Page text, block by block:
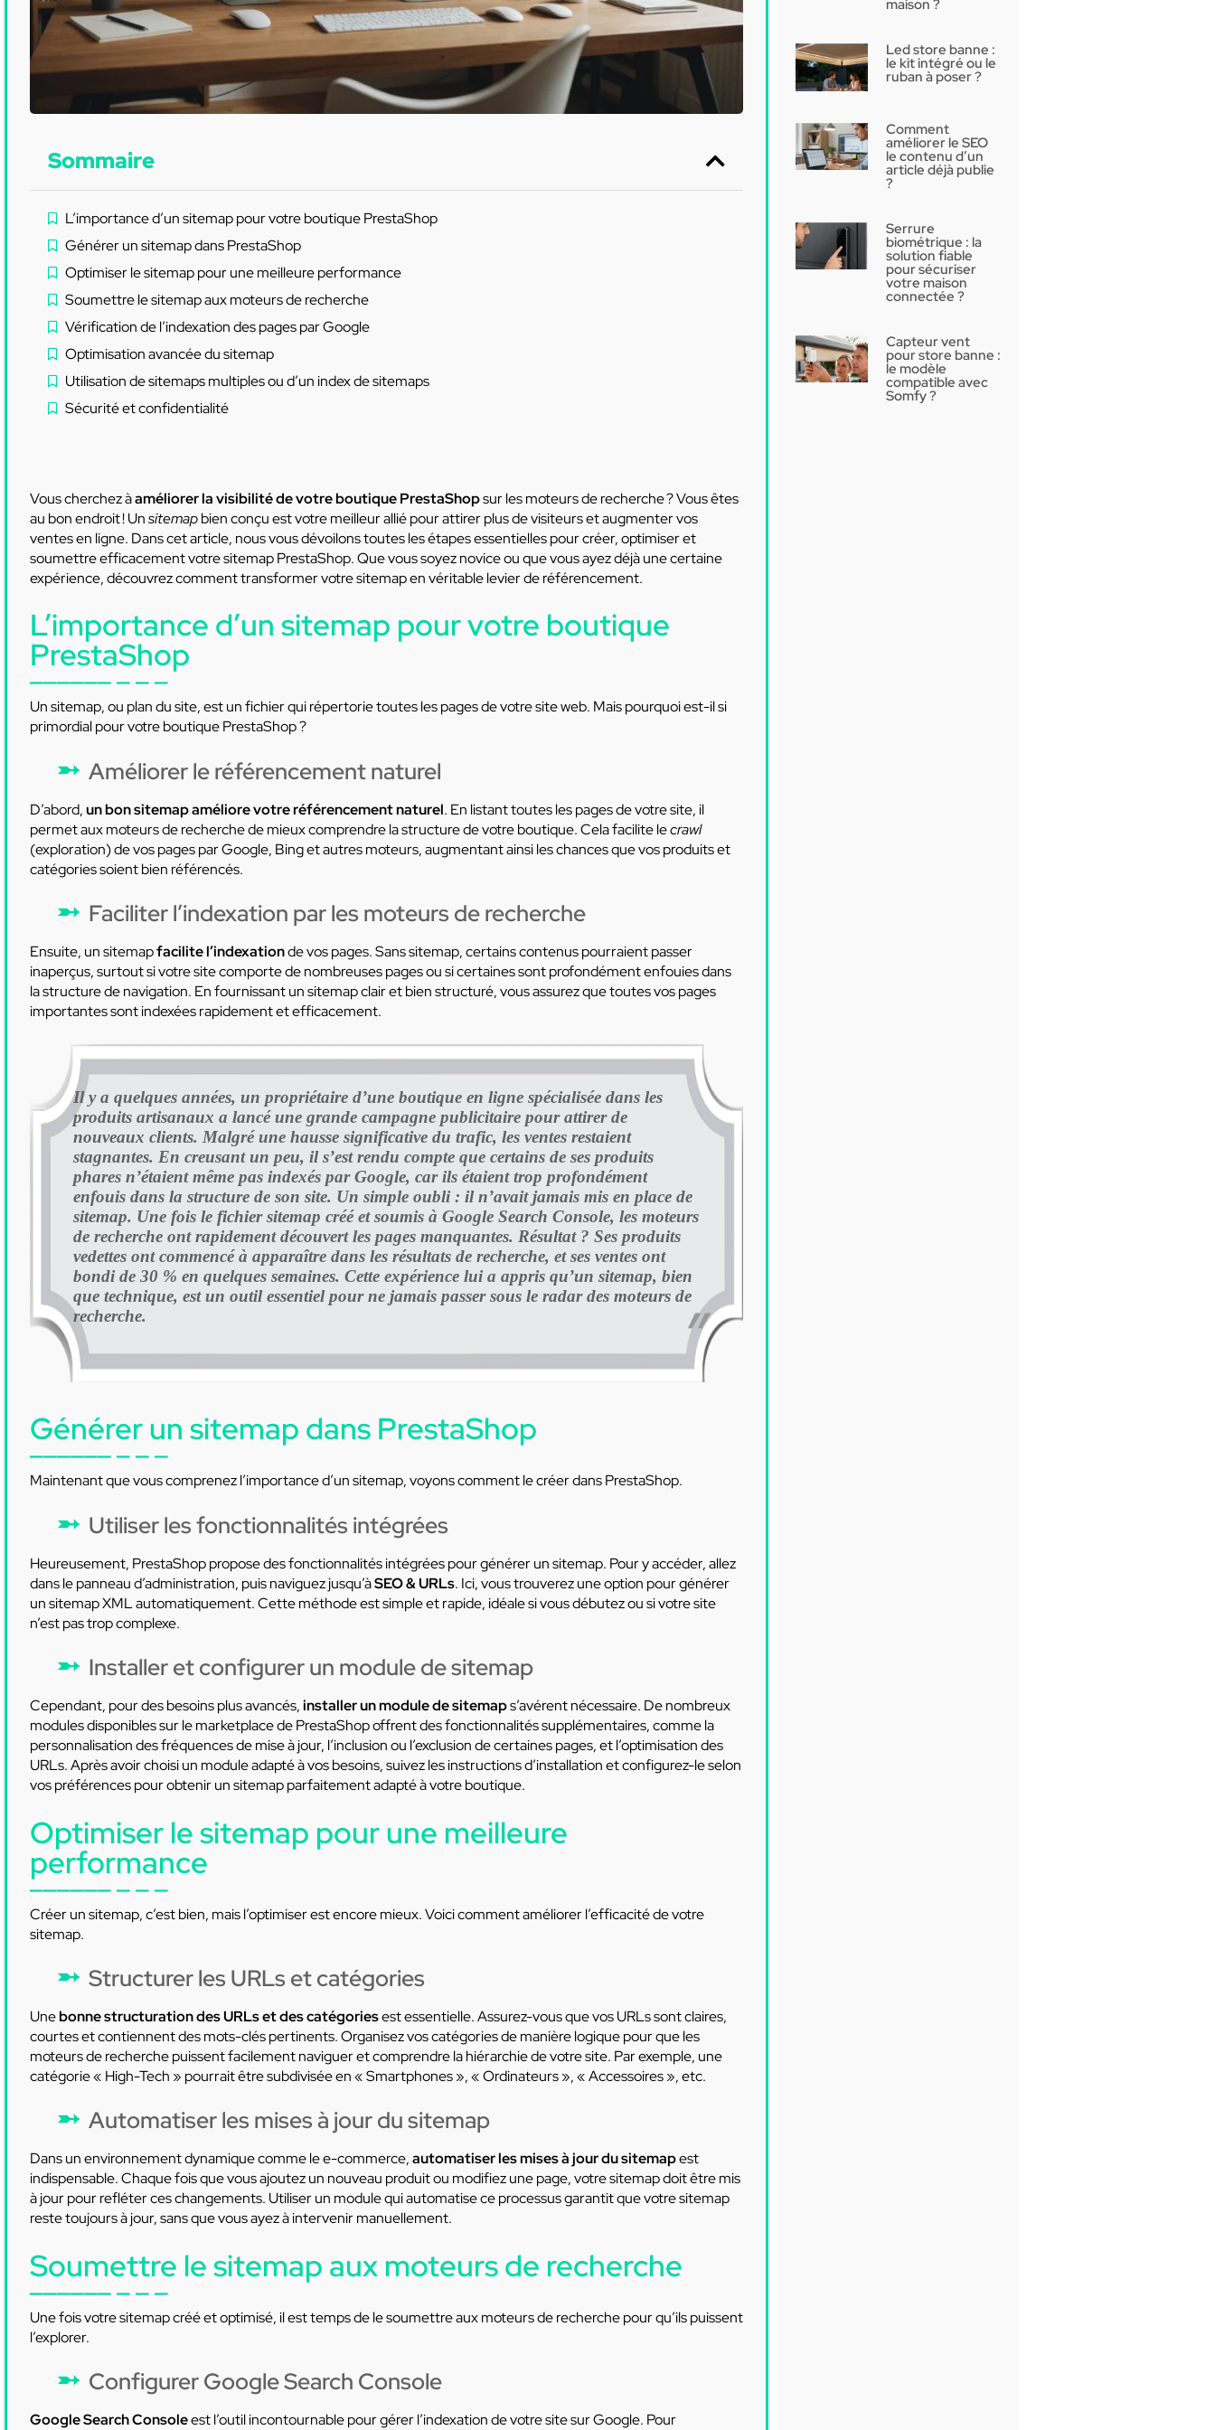
Sommaire
L’importance d’un sitemap pour votre boutique PrestaShop
Générer un sitemap dans PrestaShop
Optimiser le sitemap pour une meilleure performance
Soumettre le sitemap aux moteurs de recherche
Vérification de l’indexation des pages par Google
Optimisation avancée du sitemap
Utilisation de sitemaps multiples ou d’un index de sitemaps
Sécurité et confidentialité
Vous cherchez àaméliorer la visibilité de votre boutique PrestaShopsur les moteurs de recherche ? Vous êtes
au bon endroit ! Unsitemapbien conçu est votre meilleur allié pour attirer plus de visiteurs et augmenter vos
ventes en ligne. Dans cet article, nous vous dévoilons toutes les étapes essentielles pour créer, optimiser et
soumettre efficacement votre sitemap PrestaShop. Que vous soyez novice ou que vous ayez déjà une certaine
expérience, découvrez comment transformer votre sitemap en véritable levier de référencement.
L’importance d’un sitemap pour votre boutique
PrestaShop
Un sitemap, ou plan du site, est un fichier qui répertorie toutes les pages de votre site web. Mais pourquoi est-il si
primordial pour votre boutique PrestaShop ?
Améliorer le référencement naturel
D’abord,un bon sitemap améliore votre référencement naturel. En listant toutes les pages de votre site, il
permet aux moteurs de recherche de mieux comprendre la structure de votre boutique. Cela facilite lecrawl
(exploration) de vos pages par Google, Bing et autres moteurs, augmentant ainsi les chances que vos produits et
catégories soient bien référencés.
Faciliter l’indexation par les moteurs de recherche
Ensuite, un sitemapfacilite l’indexationde vos pages. Sans sitemap, certains contenus pourraient passer
inaperçus, surtout si votre site comporte de nombreuses pages ou si certaines sont profondément enfouies dans
la structure de navigation. En fournissant un sitemap clair et bien structuré, vous assurez que toutes vos pages
importantes sont indexées rapidement et efficacement.
Il y a quelques années, un propriétaire d’une boutique en ligne spécialisée dans les
produits artisanaux a lancé une grande campagne publicitaire pour attirer de
nouveaux clients. Malgré une hausse significative du trafic, les ventes restaient
stagnantes. En creusant un peu, il s’est rendu compte que certains de ses produits
phares n’étaient même pas indexés par Google, car ils étaient trop profondément
enfouis dans la structure de son site. Un simple oubli : il n’avait jamais mis en place de
sitemap. Une fois le fichier sitemap créé et soumis à Google Search Console, les moteurs
de recherche ont rapidement découvert les pages manquantes. Résultat ? Ses produits
vedettes ont commencé à apparaître dans les résultats de recherche, et ses ventes ont
bondi de 30 % en quelques semaines. Cette expérience lui a appris qu’un sitemap, bien
que technique, est un outil essentiel pour ne jamais passer sous le radar des moteurs de
recherche.
Générer un sitemap dans PrestaShop
Maintenant que vous comprenez l’importance d’un sitemap, voyons comment le créer dans PrestaShop.
Utiliser les fonctionnalités intégrées
Heureusement, PrestaShop propose des fonctionnalités intégrées pour générer un sitemap. Pour y accéder, allez
dans le panneau d’administration, puis naviguez jusqu’àSEO & URLs. Ici, vous trouverez une option pour générer
un sitemap XML automatiquement. Cette méthode est simple et rapide, idéale si vous débutez ou si votre site
n’est pas trop complexe.
Installer et configurer un module de sitemap
Cependant, pour des besoins plus avancés,installer un module de sitemaps’avérent nécessaire. De nombreux
modules disponibles sur le marketplace de PrestaShop offrent des fonctionnalités supplémentaires, comme la
personnalisation des fréquences de mise à jour, l’inclusion ou l’exclusion de certaines pages, et l’optimisation des
URLs. Après avoir choisi un module adapté à vos besoins, suivez les instructions d’installation et configurez-le selon
vos préférences pour obtenir un sitemap parfaitement adapté à votre boutique.
Optimiser le sitemap pour une meilleure
performance
Créer un sitemap, c’est bien, mais l’optimiser est encore mieux. Voici comment améliorer l’efficacité de votre
sitemap.
Structurer les URLs et catégories
Unebonne structuration des URLs et des catégoriesest essentielle. Assurez-vous que vos URLs sont claires,
courtes et contiennent des mots-clés pertinents. Organisez vos catégories de manière logique pour que les
moteurs de recherche puissent facilement naviguer et comprendre la hiérarchie de votre site. Par exemple, une
catégorie « High-Tech » pourrait être subdivisée en « Smartphones », « Ordinateurs », « Accessoires », etc.
Automatiser les mises à jour du sitemap
Dans un environnement dynamique comme le e-commerce,automatiser les mises à jour du sitemapest
indispensable. Chaque fois que vous ajoutez un nouveau produit ou modifiez une page, votre sitemap doit être mis
à jour pour refléter ces changements. Utiliser un module qui automatise ce processus garantit que votre sitemap
reste toujours à jour, sans que vous ayez à intervenir manuellement.
Soumettre le sitemap aux moteurs de recherche
Une fois votre sitemap créé et optimisé, il est temps de le soumettre aux moteurs de recherche pour qu’ils puissent
l’explorer.
Configurer Google Search Console
Google Search Consoleest l’outil incontournable pour gérer l’indexation de votre site sur Google. Pour
maison ?
Led store banne :
le kit intégré ou le
ruban à poser ?
Comment
améliorer le SEO
le contenu d’un
article déjà publie
?
Serrure
biométrique : la
solution fiable
pour sécuriser
votre maison
connectée ?
Capteur vent
pour store banne :
le modèle
compatible avec
Somfy ?